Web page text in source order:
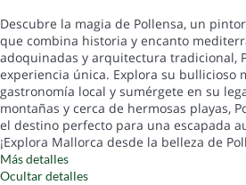
Descubre la magia de Pollensa, un
que combina historia y encanto
adoquinadas y arquitectura tradicional,
experiencia única. Explora su bullicioso
gastronomía local y sumérgete en su
montañas y cerca de hermosas playas,
el destino perfecto para una escapada
¡Explora Mallorca desde la belleza de
Más detalles
Ocultar detalles